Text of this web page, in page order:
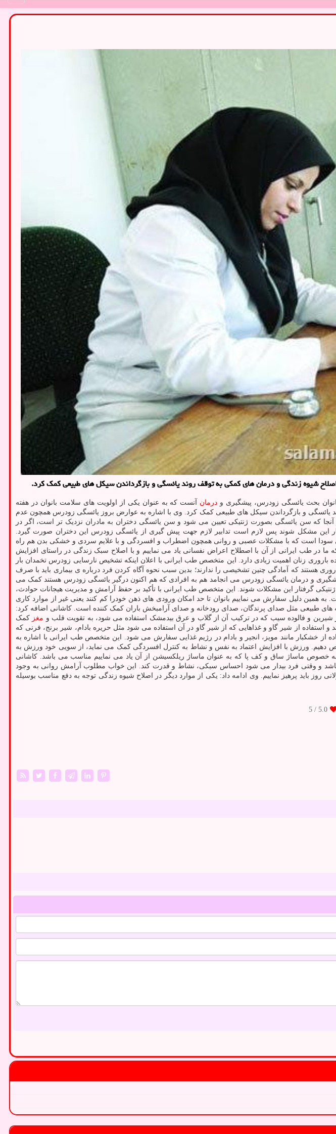
شیوه زندگی و درمان های کمکی به توقف روند یائسگی و بازگرداندن سیکل های طبیعی کمک کرد.
بحث یائسگی زودرس، پیشگیری و درمان آنست که به عنوان یکی از اولویت های سلامت بانوان در هفته
و بازگرداندن سیکل های طبیعی کمک کرد. وی با اشاره به عوارض بروز یائسگی زودرس همچون عدم
که سن یائسگی بصورت ژنتیکی تعیین می شود و سن یائسگی دختران به مادران نزدیک تر است، اگر در
این مشکل شوند پس لازم است تدابیر لازم جهت پیش گیری از یائسگی زودرس این دختران صورت گیرد.
سودا است که با مشکلات عصبی و روانی همچون اضطراب و افسردگی و با علایم سردی و خشکی بدن هم راه
در طب ایرانی از آن با اصطلاح اعراض نفسانی یاد می نماییم و با اصلاح سبک زندگی در راستای افزایش
باروری زنان اهمیت زیادی دارد. این متخصص طب ایرانی با اعلان اینکه تشخیص نارسایی زودرس تخمدان بار
اینها خانم های جوانی هستند که زیر ۴۰ سال سن دارند و در سن باروری هستند که آمادگی چنین تشخیصی را ندارند؛ بدین سبب نحوه آگاه کردن فرد درباره ی بیماری باید با صرف
و درمان یائسگی زودرس می انجامد هم به افرادی که هم اکنون درگیر یائسگی زودرس هستند کمک می
ژنتیکی گرفتار این مشکلات شوند. این متخصص طب ایرانی با تأکید بر حفظ آرامش و مدیریت هیجانات حوادث،
دلیل سفارش می نماییم بانوان تا حد امکان ورودی های ذهن خودرا کم کنند یعنی غیر از موارد کاری
طبیعی مثل صدای پرندگان، صدای رودخانه و صدای آرامبخش باران کمک کننده است. کاشانی اضافه کرد:
شیرین و فالوده سیب که در ترکیب آن از گلاب و عرق بیدمشک استفاده می شود، به تقویت قلب و مغز کمک
از شیر گاو و غذاهایی که از شیر گاو در آن استفاده می شود مثل حریره بادام، شیر برنج، فرنی که
از خشکبار مانند مویز، انجیر و بادام در رژیم غذایی سفارش می شود. این متخصص طب ایرانی با اشاره به
دهیم. ورزش با افزایش اعتماد به نفس و نشاط به کنترل افسردگی کمک می نماید، از سویی خود ورزش به
ماساژ ساق و کف پا که به عنوان ماساژ ریلکسیشن از آن یاد می نماییم مناسب می باشد. کاشانی
و وقتی فرد بیدار می شود احساس سبکی، نشاط و قدرت کند. این خواب مطلوب آرامش روانی به وجود
باید پرهیز نماییم. وی ادامه داد: یکی از موارد دیگر در اصلاح شیوه زندگی توجه به دفع مناسب بوسیله
5.0
/ 5